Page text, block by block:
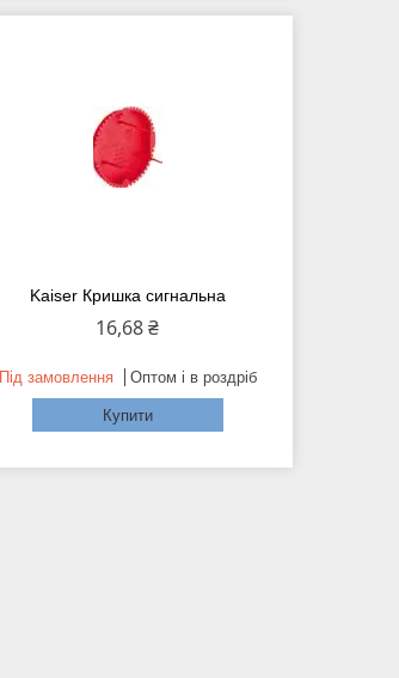
Kaiser Кришка сигнальна
16,68 ₴
Під замовлення Оптом і в роздріб
Купити